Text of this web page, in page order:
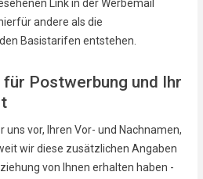
Link in der Werbemail
andere als die
Basistarifen entstehen.
Postwerbung und Ihr
uns vor, Ihren Vor- und Nachnamen,
wir diese zusätzlichen Angaben
von Ihnen erhalten haben -